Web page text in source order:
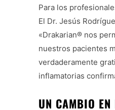
Para los
El Dr. Jesús
«Drakarian® nos
nuestros pacientes
verdaderamente
inflamatorias
UN CAMBIO EN